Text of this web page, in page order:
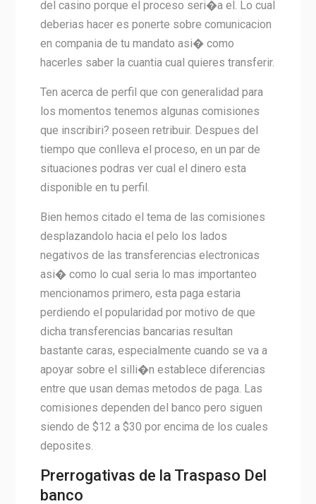
del casino porque el proceso seri�a el. Lo cual
deberias hacer es ponerte sobre comunicacion
en compania de tu mandato asi� como
hacerles saber la cuantia cual quieres transferir.
Ten acerca de perfil que con generalidad para
los momentos tenemos algunas comisiones
que inscribiri? poseen retribuir. Despues del
tiempo que conlleva el proceso, en un par de
situaciones podras ver cual el dinero esta
disponible en tu perfil.
Bien hemos citado el tema de las comisiones
desplazandolo hacia el pelo los lados
negativos de las transferencias electronicas
asi� como lo cual seria lo mas importanteo
mencionamos primero, esta paga estaria
perdiendo el popularidad por motivo de que
dicha transferencias bancarias resultan
bastante caras, especialmente cuando se va a
apoyar sobre el silli�n establece diferencias
entre que usan demas metodos de paga. Las
comisiones dependen del banco pero siguen
siendo de $12 a $30 por encima de los cuales
deposites.
Prerrogativas de la Traspaso Del
banco